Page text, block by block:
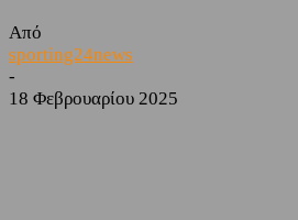
Από
sporting24news
-
18 Φεβρουαρίου 2025